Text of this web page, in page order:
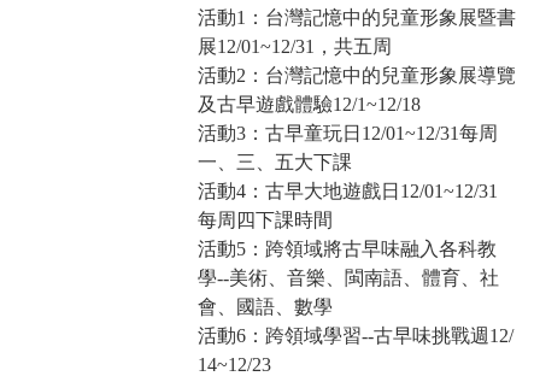
活動1：台灣記憶中的兒童形象展暨書
展12/01~12/31，共五周
活動2：台灣記憶中的兒童形象展導覽
及古早遊戲體驗12/1~12/18
活動3：古早童玩日12/01~12/31每周
一、三、五大下課
活動4：古早大地遊戲日12/01~12/31
每周四下課時間
活動5：跨領域將古早味融入各科教
學--美術、音樂、閩南語、體育、社
會、國語、數學
活動6：跨領域學習--古早味挑戰週12/
14~12/23